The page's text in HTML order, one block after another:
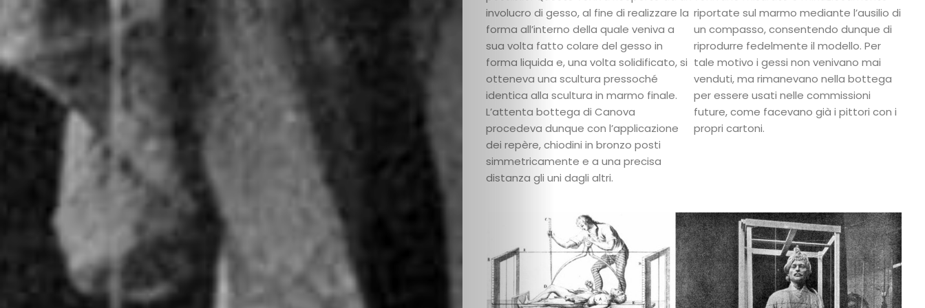
involucro di gesso, al fine di realizzare la
forma all’interno della quale veniva a
sua volta fatto colare del gesso in
forma liquida e, una volta solidificato, si
otteneva una scultura pressoché
identica alla scultura in marmo finale.
L’attenta bottega di Canova
procedeva dunque con l’applicazione
dei repère, chiodini in bronzo posti
simmetricamente e a una precisa
distanza gli uni dagli altri.
riportate sul marmo mediante l’ausilio di
un compasso, consentendo dunque di
riprodurre fedelmente il modello. Per
tale motivo i gessi non venivano mai
venduti, ma rimanevano nella bottega
per essere usati nelle commissioni
future, come facevano già i pittori con i
propri cartoni.